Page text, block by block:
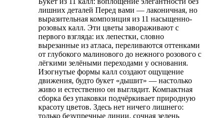
лишних деталей Перед вами — лаконичная, но
выразительная композиция из 11 насыщенно-
розовых калл. Эти цветы завораживают с
первого взгляда: их лепестки, словно
вырезанные из атласа, переливаются оттенками
от глубокого малинового до нежного розового с
лёгкими зелёными переходами у основания.
Изогнутые формы калл создают ощущение
движения, будто букет «дышит» — настолько
живо и естественно он выглядит. Компактная
сборка без упаковки подчёркивает природную
красоту цветов. Здесь нет ничего лишнего:
только безупречные линии, сочная зелень